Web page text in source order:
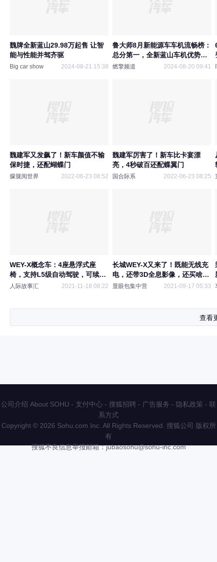
魏牌全新蓝山29.98万起售 让智
能与性能并驾齐驱
Big car show 2024-08-21 15:38
鲁大师8月新能源车车机流畅榜：
总分第一，全新蓝山车机优势显
著
燃擎频道 2024-08-20 09:41
魏建军又发飙了！新车颜值不输
保时捷，还配蝴蝶门
朦胧阅世界 2022-06-23 08:52
魏建军厉害了！新车比卡宴漂
亮，4秒破百还配蝶翼门
国合际系 2022-06-23 08:25
WEY-X概念车：4座悬浮式座
椅，支持L5级自动驾驶，可续航
530km
人际故事汇 2021-11-18 08:22
长城WEY-X又来了！既能无线充
电，还带3D全息影像，还买啥合
资车
显眼包集中营 2021-09-17 05:33
查看
公司介绍 About SOHU - 支付中心 - 搜狐招聘 - 广告服务 - 隐私政策 - 联
系方式
Copyright © 2026 Sohu.com Inc. All Rights Reserved. 搜狐公司 版权所
有
搜狐不良信息举报邮箱：jubaosohu@sohu-inc.com